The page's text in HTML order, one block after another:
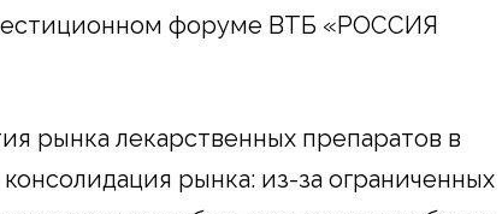
форуме ВТБ «РОССИЯ
рынка лекарственных препаратов в
рынка: из-за ограниченных